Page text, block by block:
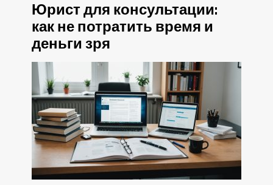
Юрист для консультации:
как не потратить время и
деньги зря